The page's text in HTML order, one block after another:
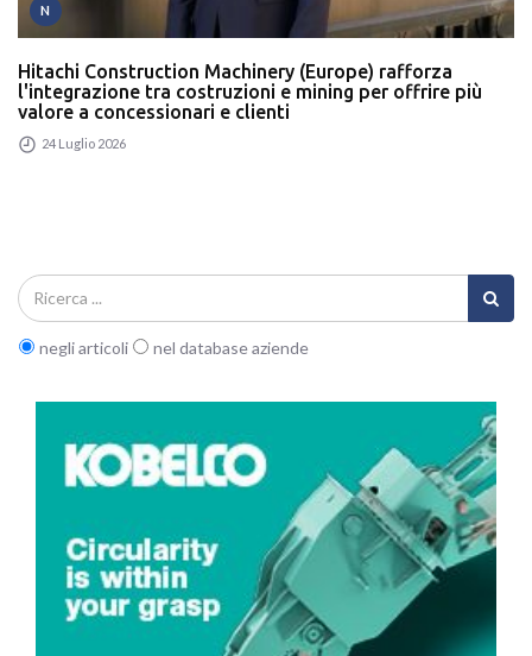
N
Hitachi Construction Machinery (Europe) rafforza
l'integrazione tra costruzioni e mining per offrire più
valore a concessionari e clienti
24 Luglio 2026
negli articoli nel database aziende